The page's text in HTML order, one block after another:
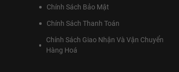
Chính Sách Bảo Mật
Chính Sách Thanh Toán
Chính Sách Giao Nhận Và Vận Chuyển
Hàng Hoá